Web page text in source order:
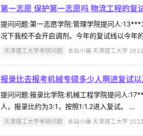
第一志愿 保护第一志愿吗 物流工程的复
提问问题:第一志愿学院:管理学院提问人
况下我校不会开启调剂。今年的复试线以今年
天津理工大学考研问题 本站小编 天津理工大学
报录比去报考机械专硕多少人啊进复试
提问问题:报录比学院:机械工程学院提问人
人，报录比约为3:1，按照1:1.2进入复试。 ...
天津理工大学考研问题 本站小编 天津理工大学